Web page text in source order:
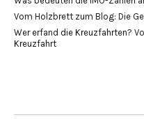
Vom Holzbrett zum Blog: Die
Wer erfand die Kreuzfahrten?
Kreuzfahrt